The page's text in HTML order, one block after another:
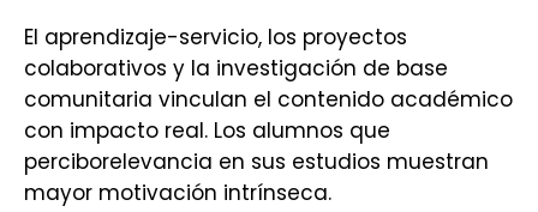
El aprendizaje-servicio, los proyectos
colaborativos y la investigación de base
comunitaria vinculan el contenido académico
con impacto real. Los alumnos que
perciborelevancia en sus estudios muestran
mayor motivación intrínseca.